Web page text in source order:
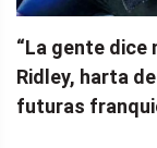
“La gente dice
Ridley, harta
futuras